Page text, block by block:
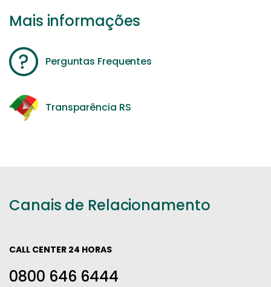
Mais informações
Perguntas Frequentes
Transparência RS
Canais de Relacionamento
CALL CENTER 24 HORAS
0800 646 6444